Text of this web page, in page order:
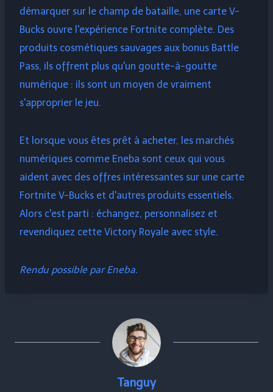
démarquer sur le champ de bataille, une carte V-
Bucks ouvre l'expérience Fortnite complète. Des
produits cosmétiques sauvages aux bonus Battle
Pass, ils offrent plus qu'un goutte-à-goutte
numérique : ils sont un moyen de vraiment
s'approprier le jeu.
Et lorsque vous êtes prêt à acheter, les marchés
numériques comme Eneba sont ceux qui vous
aident avec des offres intéressantes sur une carte
Fortnite V-Bucks et d'autres produits essentiels.
Alors c'est parti : échangez, personnalisez et
revendiquez cette Victory Royale avec style.
Rendu possible par Eneba.
Tanguy